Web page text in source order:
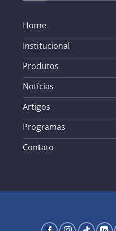
Home
Institucional
Produtos
Notícias
Artigos
Programas
Contato